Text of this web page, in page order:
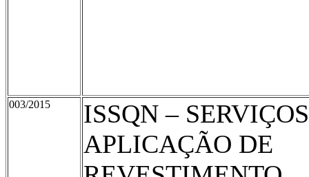
003/2015
ISSQN –
APLICAÇÃO DE